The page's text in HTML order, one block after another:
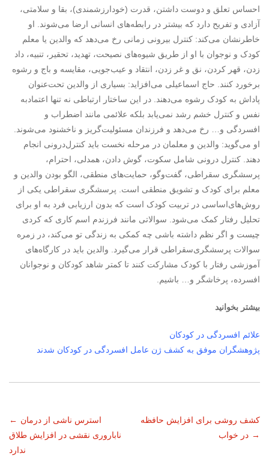
احساس تعلق و دوست داشتن، قدرت (خودارزشمندی)، بقا و سلامتی،
آزادی و تفریح دارد که بیشتر در رابطه‌های انسانی ارضا می‌شوند. او
خاطرنشان می‌کند: کنترل بیرونی زمانی رخ می‌دهد که والدین یا معلم
کودک و نوجوان با او از طریق شیوه‌های نصیحت، تهدید، تحقیر، تنبیه، داد
زدن، قهر کردن، نق و غر زدن، انتقاد و عیب‌جویی، مقایسه و باج و رشوه
برخورد کنند. حاج اسماعیلی می‌افزاید: بسیاری از والدین تحت‌عنوان
پاداش به کودک رشوه می‌دهند. در این ساختار ارتباطی نه تنها اعتماد‌به
نفس و کنترل خشم رشد نمی‌یابد بلکه علائمی مانند اضطراب و
افسردگی‌ و… رخ می‌دهد و فرزندان مسئولیت‌گریز و ناخشنود می‌شوند.
او می‌گوید: والدین و معلمان در مرحله نخست باید کنترل‌درونی انجام
دهند. کنترل درونی شامل سکوت، گوش دادن، همدلی، احترام،
پرسشگری سقراطی، گفت‌وگو، حمایت‌های منطقی، الگو بودن والدین و
معلم برای کودک و تشویق منطقی است. پرسشگری سقراطی یکی از
روش‌های‌اساسی در تربیت کودک است که بدون ارزیابی فرد به او برای
تحلیل رفتار کمک می‌شود. سوالاتی مانند فرزندم اسم کاری که کردی
چیست و اگر نظم داشته باشی چه کمکی به زندگی تو می‌کند، در زمره
سوالات پرسشگری‌سقراطی قرار می‌گیرد. والدین باید در کارگاه‌های
آموزشی رفتار با کودک مشارکت کنند تا کمتر شاهد کودکان و نوجوانان
افسرده، پرخاشگر و… باشیم.
بیشتر بخوانید
علائم افسردگی در کودکان
پژوهشگران موفق به کشف ژن عامل افسردگی در کودکان شدند
ناوبری
نوشته
← استرس ناشی از درمان
ناباروری نقشی در افزایش طلاق
ندارد
کشف روشی برای افزایش حافظه
در خواب →